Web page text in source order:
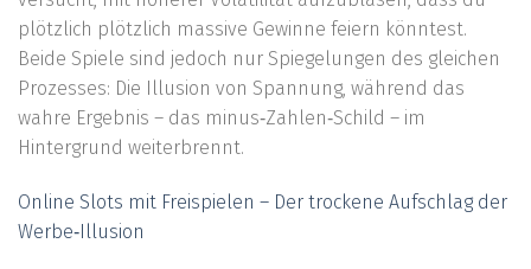
plötzlich plötzlich massive Gewinne feiern könntest.
Beide Spiele sind jedoch nur Spiegelungen des gleichen
Prozesses: Die Illusion von Spannung, während das
wahre Ergebnis – das minus‑Zahlen‑Schild – im
Hintergrund weiterbrennt.
Online Slots mit Freispielen – Der trockene Aufschlag der
Werbe‑Illusion